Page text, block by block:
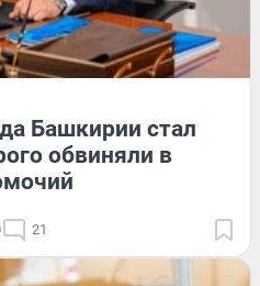
Башкирии стал
обвиняли в
21